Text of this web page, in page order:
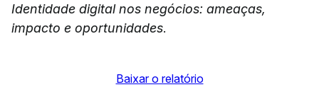
Identidade digital nos negócios: ameaças,
impacto e oportunidades.
Baixar o relatório